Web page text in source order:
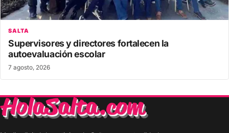
SALTA
Supervisores y directores fortalecen la
autoevaluación escolar
7 agosto, 2026